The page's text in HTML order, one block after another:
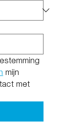
mijn
met